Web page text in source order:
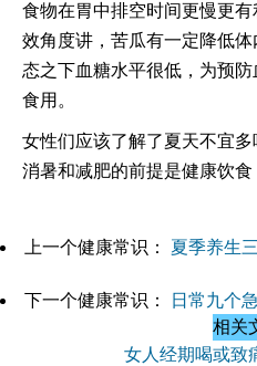
食物在胃中排空时间更慢更
效角度讲，苦瓜有一定降低
态之下血糖水平很低，为预
食用。
女性们应该了解了夏天不宜
消暑和减肥的前提是健康饮食
上一个健康常识： 夏季养生
下一个健康常识：
日常九个
相关
女人经期喝或致